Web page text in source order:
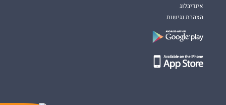
אינדיבלוג
הצהרת נגישות